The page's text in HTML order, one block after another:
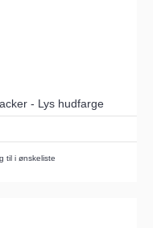
- Lys hudfarge
til i ønskeliste